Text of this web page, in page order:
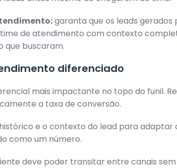
garanta que os leads gerados
de atendimento com contexto
que buscaram.
diferenciado
mais impactante no topo do funil.
a taxa de conversão.
e o contexto do lead para adaptar
como um número.
deve poder transitar entre canais